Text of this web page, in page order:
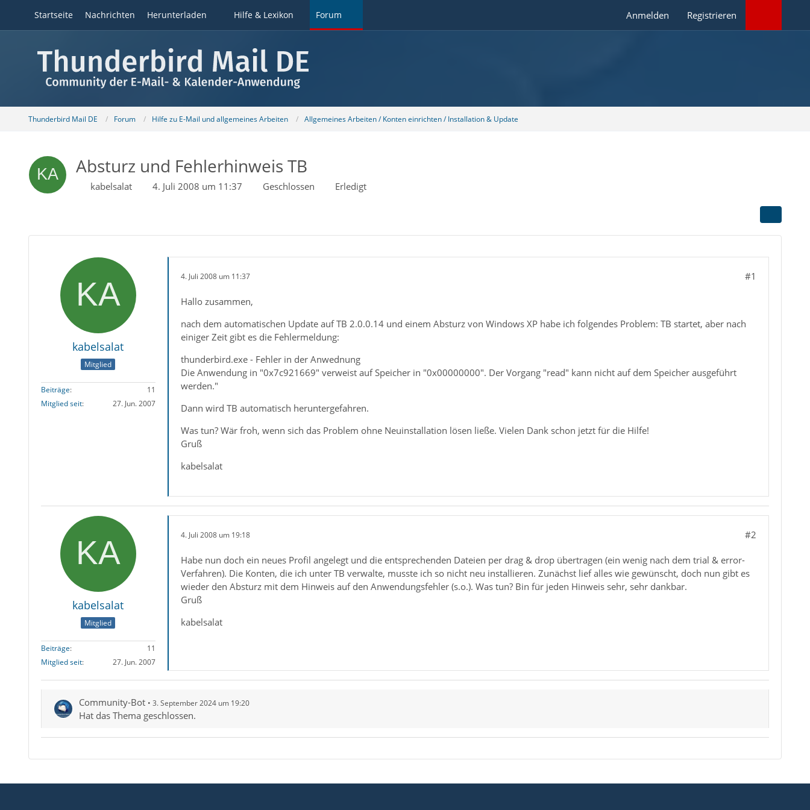
Startseite Nachrichten Herunterladen Hilfe & Lexikon Forum Anmelden Registrieren
Thunderbird Mail DE Forum Hilfe zu E-Mail und allgemeines Arbeiten Allgemeines Arbeiten / Konten einrichten / Installation & Update
Absturz und Fehlerhinweis TB
kabelsalat 4. Juli 2008 um 11:37 Geschlossen Erledigt
kabelsalat
Mitglied
Beiträge
11
Mitglied seit
27. Jun. 2007
4. Juli 2008 um 11:37 #1
Hallo zusammen,
nach dem automatischen Update auf TB 2.0.0.14 und einem Absturz von Windows XP habe ich folgendes Problem: TB startet, aber nach
einiger Zeit gibt es die Fehlermeldung:
thunderbird.exe - Fehler in der Anwednung
Die Anwendung in "0x7c921669" verweist auf Speicher in "0x00000000". Der Vorgang "read" kann nicht auf dem Speicher ausgeführt
werden."
Dann wird TB automatisch heruntergefahren.
Was tun? Wär froh, wenn sich das Problem ohne Neuinstallation lösen ließe. Vielen Dank schon jetzt für die Hilfe!
Gruß
kabelsalat
kabelsalat
Mitglied
Beiträge
11
Mitglied seit
27. Jun. 2007
4. Juli 2008 um 19:18 #2
Habe nun doch ein neues Profil angelegt und die entsprechenden Dateien per drag & drop übertragen (ein wenig nach dem trial & error-
Verfahren). Die Konten, die ich unter TB verwalte, musste ich so nicht neu installieren. Zunächst lief alles wie gewünscht, doch nun gibt es
wieder den Absturz mit dem Hinweis auf den Anwendungsfehler (s.o.). Was tun? Bin für jeden Hinweis sehr, sehr dankbar.
Gruß
kabelsalat
Community-Bot 3. September 2024 um 19:20
Hat das Thema geschlossen.